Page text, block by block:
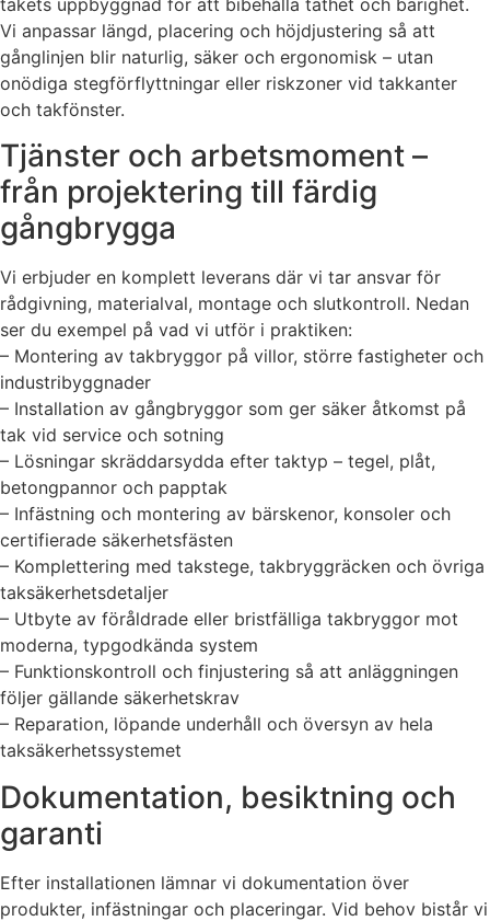
Vi anpassar längd, placering och höjdjustering så att
gånglinjen blir naturlig, säker och ergonomisk – utan
onödiga stegförflyttningar eller riskzoner vid takkanter
och takfönster.
Tjänster och arbetsmoment –
från projektering till färdig
gångbrygga
Vi erbjuder en komplett leverans där vi tar ansvar för
rådgivning, materialval, montage och slutkontroll. Nedan
ser du exempel på vad vi utför i praktiken:
– Montering av takbryggor på villor, större fastigheter och
industribyggnader
– Installation av gångbryggor som ger säker åtkomst på
tak vid service och sotning
– Lösningar skräddarsydda efter taktyp – tegel, plåt,
betongpannor och papptak
– Infästning och montering av bärskenor, konsoler och
certifierade säkerhetsfästen
– Komplettering med takstege, takbryggräcken och övriga
taksäkerhetsdetaljer
– Utbyte av föråldrade eller bristfälliga takbryggor mot
moderna, typgodkända system
– Funktionskontroll och finjustering så att anläggningen
följer gällande säkerhetskrav
– Reparation, löpande underhåll och översyn av hela
taksäkerhetssystemet
Dokumentation, besiktning och
garanti
Efter installationen lämnar vi dokumentation över
produkter, infästningar och placeringar. Vid behov bistår vi